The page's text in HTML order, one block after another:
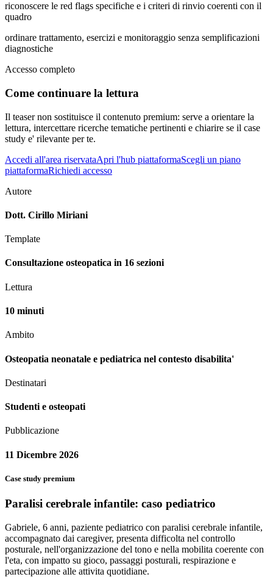
riconoscere le red flags specifiche e i criteri di rinvio coerenti con il
quadro
ordinare trattamento, esercizi e monitoraggio senza semplificazioni
diagnostiche
Accesso completo
Come continuare la lettura
Il teaser non sostituisce il contenuto premium: serve a orientare la
lettura, intercettare ricerche tematiche pertinenti e chiarire se il case
study e' rilevante per te.
Accedi all'area riservataApri l'hub piattaformaScegli un piano
piattaformaRichiedi accesso
Autore
Dott. Cirillo Miriani
Template
Consultazione osteopatica in 16 sezioni
Lettura
10 minuti
Ambito
Osteopatia neonatale e pediatrica nel contesto disabilita'
Destinatari
Studenti e osteopati
Pubblicazione
11 Dicembre 2026
Case study premium
Paralisi cerebrale infantile: caso pediatrico
Gabriele, 6 anni, paziente pediatrico con paralisi cerebrale infantile,
accompagnato dai caregiver, presenta difficolta nel controllo
posturale, nell'organizzazione del tono e nella mobilita coerente con
l'eta, con impatto su gioco, passaggi posturali, respirazione e
partecipazione alle attivita quotidiane.